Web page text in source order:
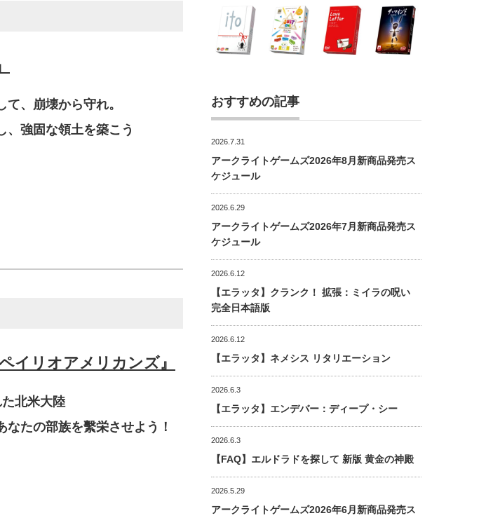
、崩壊から守れ。
、強固な領土を築こう
イリオアメリカンズ』
北米大陸
たの部族を繫栄させよう！
おすすめの記事
2026.7.31
アークライトゲームズ2026年8月新商品発売ス
ケジュール
2026.6.29
アークライトゲームズ2026年7月新商品発売ス
ケジュール
2026.6.12
【エラッタ】クランク！ 拡張：ミイラの呪い
完全日本語版
2026.6.12
【エラッタ】ネメシス リタリエーション
2026.6.3
【エラッタ】エンデバー：ディープ・シー
2026.6.3
【FAQ】エルドラドを探して 新版 黄金の神殿
2026.5.29
アークライトゲームズ2026年6月新商品発売ス